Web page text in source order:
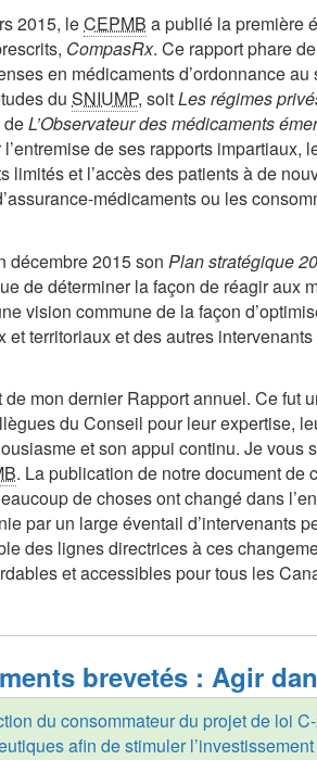
2015, leCEPMB a publié la première
CompasRx. Ce rapport phare
en médicaments d’ordonnance
du SNIUMP, soitLes régimes
deL’Observateur des médicaments
l’entremise de ses rapports impartiaux,
et l’accès des patients à de
médicaments ou les
décembre 2015 son Plan stratégique
de déterminer la façon de réagir aux
vision commune de la façon
territoriaux et des autres
mon dernier Rapport annuel. Ce fut
du Conseil pour leur expertise,
et son appui continu. Je
. La publication de notre document de
de choses ont changé dans
par un large éventail d’intervenants
des lignes directrices à ces
et accessibles pour tous les
brevetés : Agir
du consommateur du projet de loi
afin de stimuler